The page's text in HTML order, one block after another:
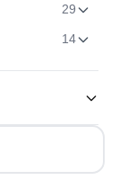
29
14